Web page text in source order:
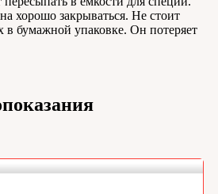
хорошо закрываться. Не стоит
в бумажной упаковке. Он потеряет